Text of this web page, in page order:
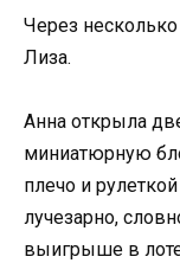
Через несколько
Лиза.
Анна открыла
миниатюрную
плечо и
лучезарно,
выигрыше в